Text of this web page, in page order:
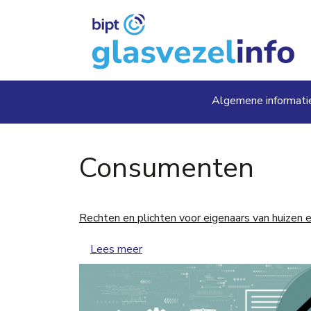
Main
Algemene
Consumenten
Rechten en plichten voor eigenaars van huizen
Lees meerover Rechten en plichten voor